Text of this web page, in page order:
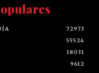
72973
55524
18031
9612